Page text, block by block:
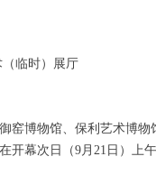
临时）展厅
窑博物馆、保利艺术博
开幕次日（9月21日）上